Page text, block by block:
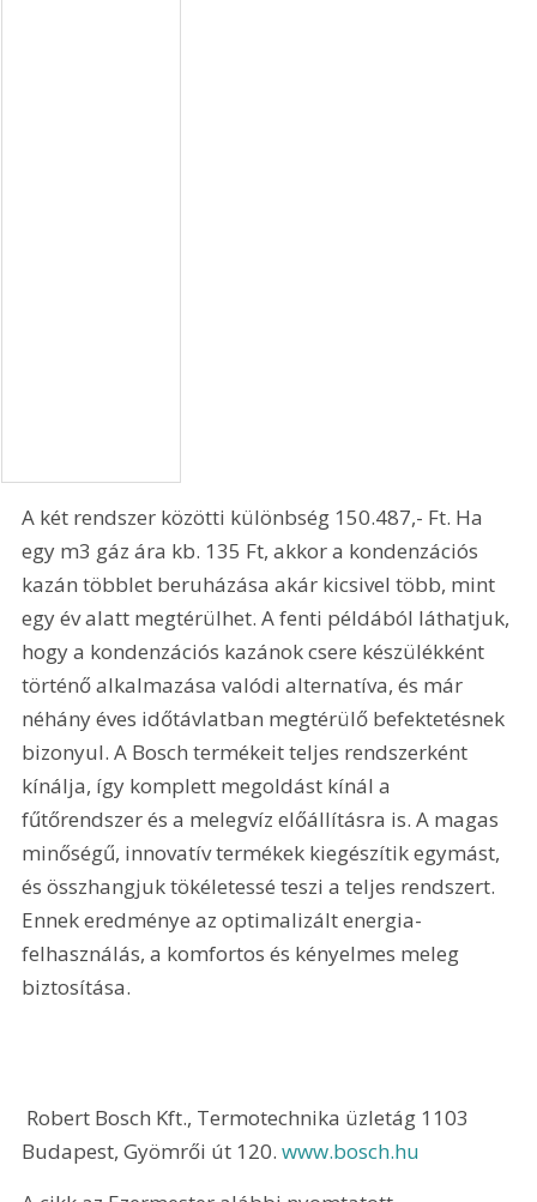
A két rendszer közötti különbség 150.487,- Ft. Ha
egy m3 gáz ára kb. 135 Ft, akkor a kondenzációs
kazán többlet beruházása akár kicsivel több, mint
egy év alatt megtérülhet. A fenti példából láthatjuk,
hogy a kondenzációs kazánok csere készülékként
történő alkalmazása valódi alternatíva, és már
fűtőrendszer és a melegvíz előállításra is. A magas
minőségű, innovatív termékek kiegészítik egymást,